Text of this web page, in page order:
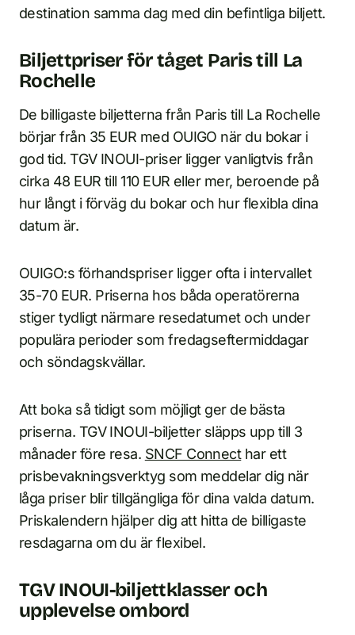
destination samma dag med din befintliga biljett.
Biljettpriser för tåget Paris till La
Rochelle
De billigaste biljetterna från Paris till La Rochelle
börjar från 35 EUR med OUIGO när du bokar i
god tid. TGV INOUI-priser ligger vanligtvis från
cirka 48 EUR till 110 EUR eller mer, beroende på
hur långt i förväg du bokar och hur flexibla dina
datum är.
OUIGO:s förhandspriser ligger ofta i intervallet
35-70 EUR. Priserna hos båda operatörerna
stiger tydligt närmare resedatumet och under
populära perioder som fredagseftermiddagar
och söndagskvällar.
Att boka så tidigt som möjligt ger de bästa
priserna. TGV INOUI-biljetter släpps upp till 3
månader före resa. SNCF Connecthar ett
prisbevakningsverktyg som meddelar dig när
låga priser blir tillgängliga för dina valda datum.
Priskalendern hjälper dig att hitta de billigaste
resdagarna om du är flexibel.
TGV INOUI-biljettklasser och
upplevelse ombord